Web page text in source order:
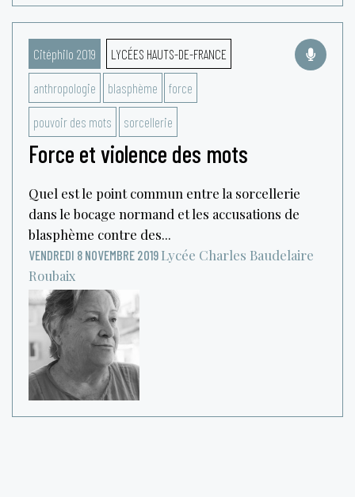
Citéphilo 2019 LYCÉES HAUTS-DE-FRANCE
anthropologie blasphème force
pouvoir des mots sorcellerie
Force et violence des mots
Quel est le point commun entre la sorcellerie
dans le bocage normand et les accusations de
blasphème contre des...
VENDREDI 8 NOVEMBRE 2019 Lycée Charles Baudelaire
Roubaix